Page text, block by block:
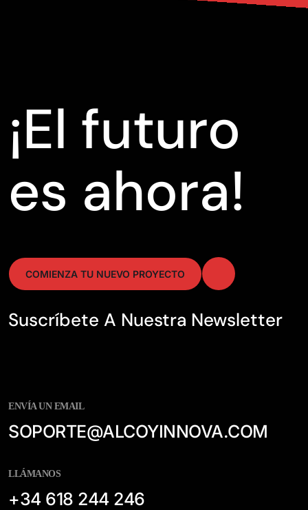
¡El futuro
es ahora!
COMIENZA TU NUEVO PROYECTO
Suscríbete A Nuestra Newsletter
ENVÍA UN EMAIL
SOPORTE@ALCOYINNOVA.COM
LLÁMANOS
+34 618 244 246